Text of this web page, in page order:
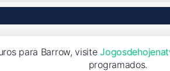
para Barrow, visite
programados.